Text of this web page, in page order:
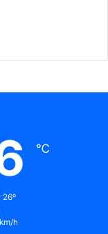
℃
26º
h